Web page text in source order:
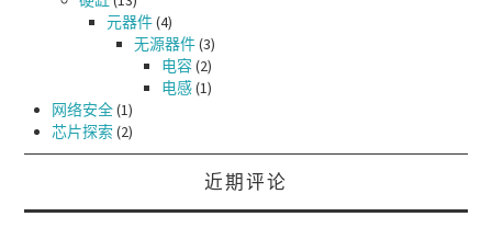
元器件(4)
无源器件(3)
电容(2)
电感(1)
网络安全(1)
芯片探索(2)
近期评论